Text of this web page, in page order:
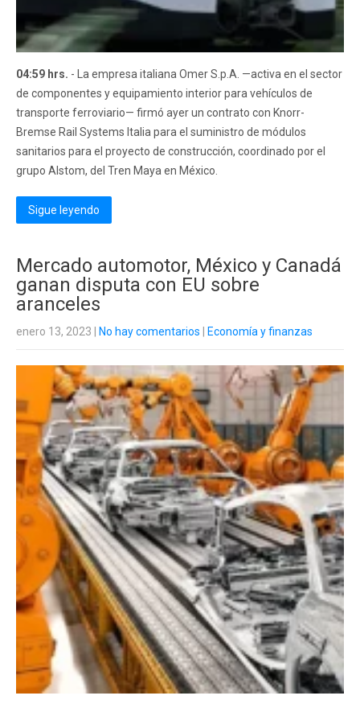
04:59 hrs. - La empresa italiana Omer S.p.A. —activa en el sector
de componentes y equipamiento interior para vehículos de
transporte ferroviario— firmó ayer un contrato con Knorr-
Bremse Rail Systems Italia para el suministro de módulos
sanitarios para el proyecto de construcción, coordinado por el
grupo Alstom, del Tren Maya en México.
Sigue leyendo
Mercado automotor, México y Canadá
ganan disputa con EU sobre
aranceles
enero 13, 2023 No hay comentarios Economía y finanzas